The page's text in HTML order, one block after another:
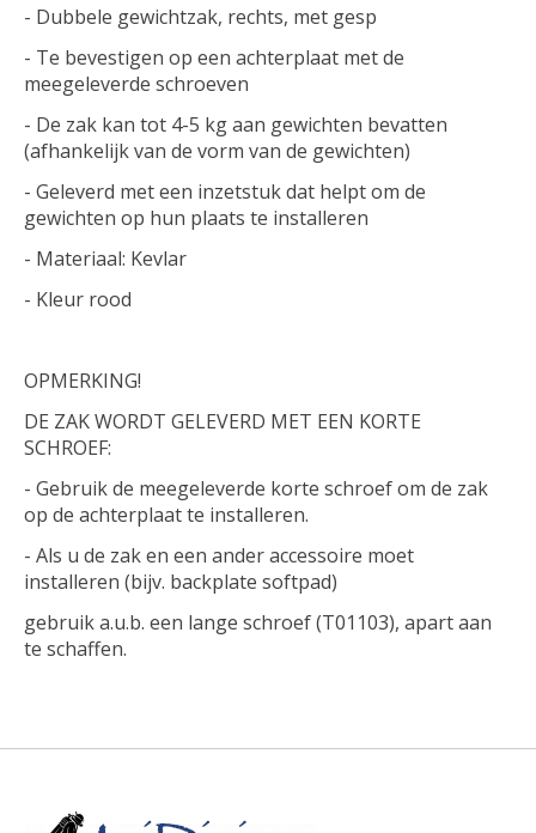
- Dubbele gewichtzak, rechts, met gesp
- Te bevestigen op een achterplaat met de
meegeleverde schroeven
- De zak kan tot 4-5 kg ​​aan gewichten bevatten
(afhankelijk van de vorm van de gewichten)
- Geleverd met een inzetstuk dat helpt om de
gewichten op hun plaats te installeren
- Materiaal: Kevlar
- Kleur rood
OPMERKING!
DE ZAK WORDT GELEVERD MET EEN KORTE
SCHROEF:
- Gebruik de meegeleverde korte schroef om de zak
op de achterplaat te installeren.
- Als u de zak en een ander accessoire moet
installeren (bijv. backplate softpad)
gebruik a.u.b. een lange schroef (T01103), apart aan
te schaffen.